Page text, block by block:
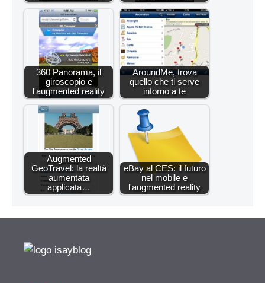
360 Panorama, il
giroscopio e
l'augmented reality
AroundMe, trova
quello che ti serve
intorno a te
Augmented
GeoTravel: la realtà
aumentata
applicata…
eBay al CES: il futuro
nel mobile e
l'augmented reality